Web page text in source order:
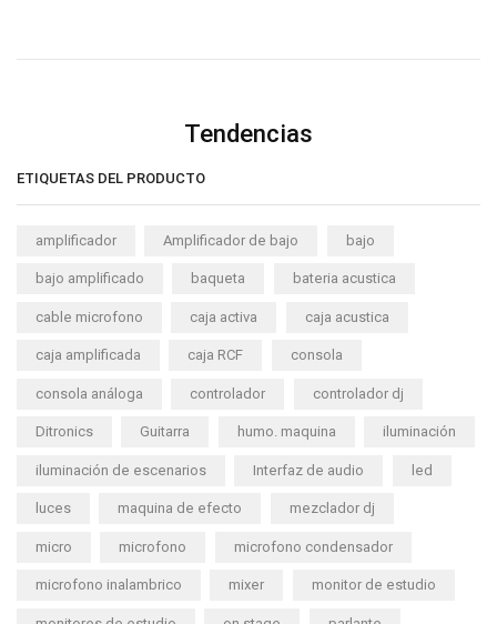
Tendencias
ETIQUETAS DEL PRODUCTO
amplificador Amplificador de bajo bajo
bajo amplificado baqueta bateria acustica
cable microfono caja activa caja acustica
caja amplificada caja RCF consola
consola análoga controlador controlador dj
Ditronics Guitarra humo. maquina iluminación
iluminación de escenarios Interfaz de audio led
luces maquina de efecto mezclador dj
micro microfono microfono condensador
microfono inalambrico mixer monitor de estudio